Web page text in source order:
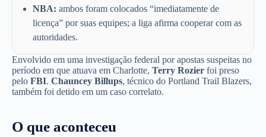
NBA: ambos foram colocados “imediatamente de
licença” por suas equipes; a liga afirma cooperar com as
autoridades.
Envolvido em uma investigação federal por apostas suspeitas no
período em que atuava em Charlotte, Terry Rozier foi preso
pelo FBI. Chauncey Billups, técnico do Portland Trail Blazers,
também foi detido em um caso correlato.
O que aconteceu